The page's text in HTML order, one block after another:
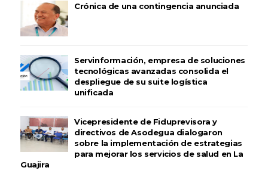
Crónica de una contingencia anunciada
Servinformación, empresa de soluciones
tecnológicas avanzadas consolida el
despliegue de su suite logística
unificada
Vicepresidente de Fiduprevisora y
directivos de Asodegua dialogaron
sobre la implementación de estrategias
para mejorar los servicios de salud en La
Guajira